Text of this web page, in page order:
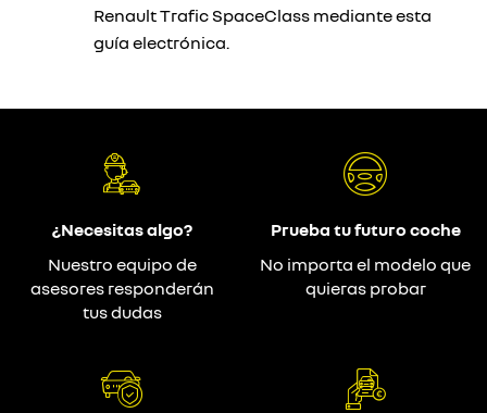
Renault Trafic SpaceClass mediante esta
guía electrónica.
¿Necesitas algo?
Nuestro equipo de
asesores responderán
tus dudas
Prueba tu futuro coche
No importa el modelo que
quieras probar